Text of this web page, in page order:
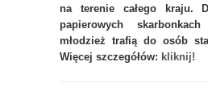
na terenie całego kraju.
papierowych
młodzież trafią do osób
Więcej szczegółów: kliknij!